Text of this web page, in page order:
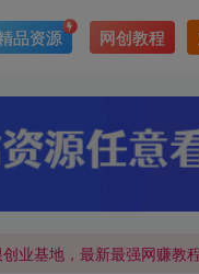
品资源 网创教程
业基地，最新最强网赚教